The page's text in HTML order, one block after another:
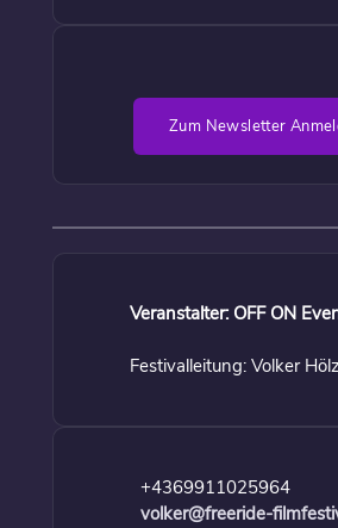
Zum Newsletter
Veranstalter: OFF ON
Festivalleitung: Volker
+4369911025964
volker@freeride-